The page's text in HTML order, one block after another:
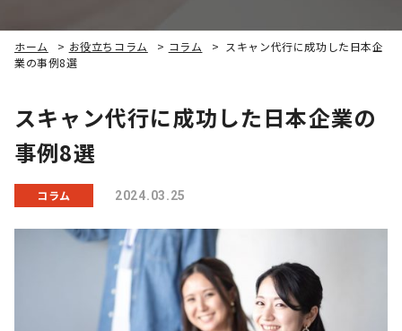
ホーム > お役立ちコラム > コラム > スキャン代行に成功した日本企
業の事例8選
スキャン代行に成功した日本企業の
事例8選
コラム 2024.03.25